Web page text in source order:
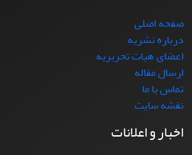
صفحه اصلی
درباره نشریه
اعضای هیات تحریریه
ارسال مقاله
تماس با ما
نقشه سایت
اخبار و اعلانات